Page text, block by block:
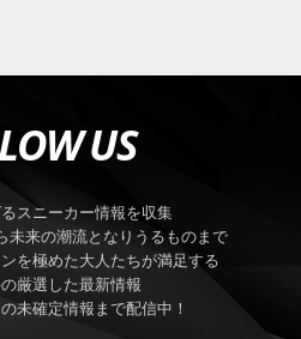
US
スニーカー情報を収集
未来の潮流となりうるものまで
を極めた大人たちが満足する
厳選した最新情報
未確定情報まで配信中！